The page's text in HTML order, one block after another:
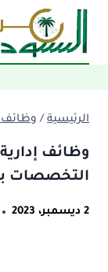
التجاوز
المحتوى
الرئيسية /
وظائف
التخصصات
2 ديسمبر، 2023